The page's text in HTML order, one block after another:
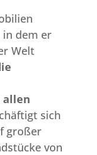
in dem er
Welt
sich
großer
von